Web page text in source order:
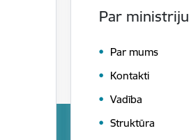
Par ministriju
Par mums
Kontakti
Vadība
Struktūra